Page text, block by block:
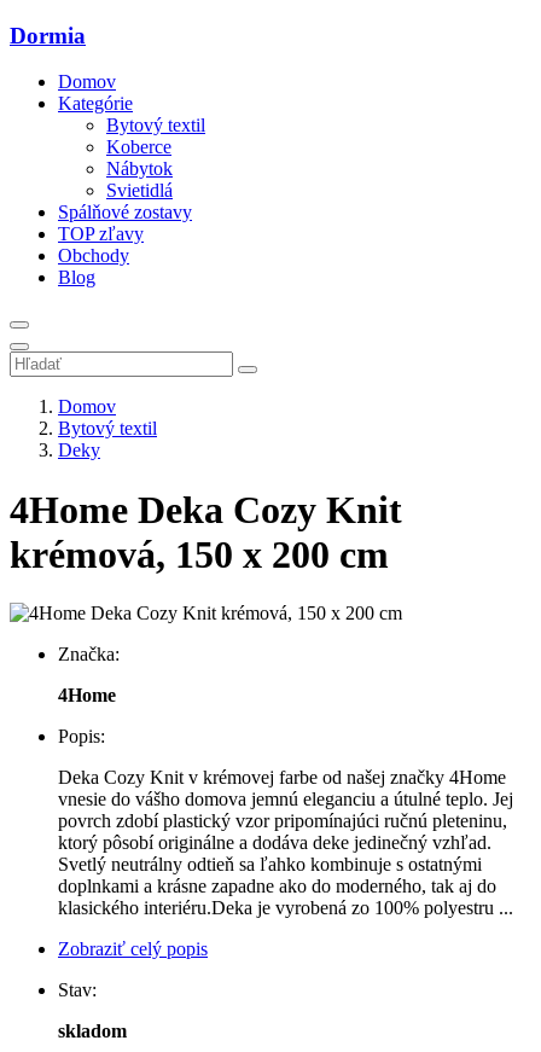
Dormia
Domov
Kategórie
Bytový textil
Koberce
Nábytok
Svietidlá
Spálňové zostavy
TOP zľavy
Obchody
Blog
Domov
Bytový textil
Deky
4Home Deka Cozy Knit
krémová, 150 x 200 cm
Značka:
4Home
Popis:
Deka Cozy Knit v krémovej farbe od našej značky 4Home
vnesie do vášho domova jemnú eleganciu a útulné teplo. Jej
povrch zdobí plastický vzor pripomínajúci ručnú pleteninu,
ktorý pôsobí originálne a dodáva deke jedinečný vzhľad.
Svetlý neutrálny odtieň sa ľahko kombinuje s ostatnými
doplnkami a krásne zapadne ako do moderného, ​​tak aj do
klasického interiéru.Deka je vyrobená zo 100% polyestru ...
Zobraziť celý popis
Stav:
skladom